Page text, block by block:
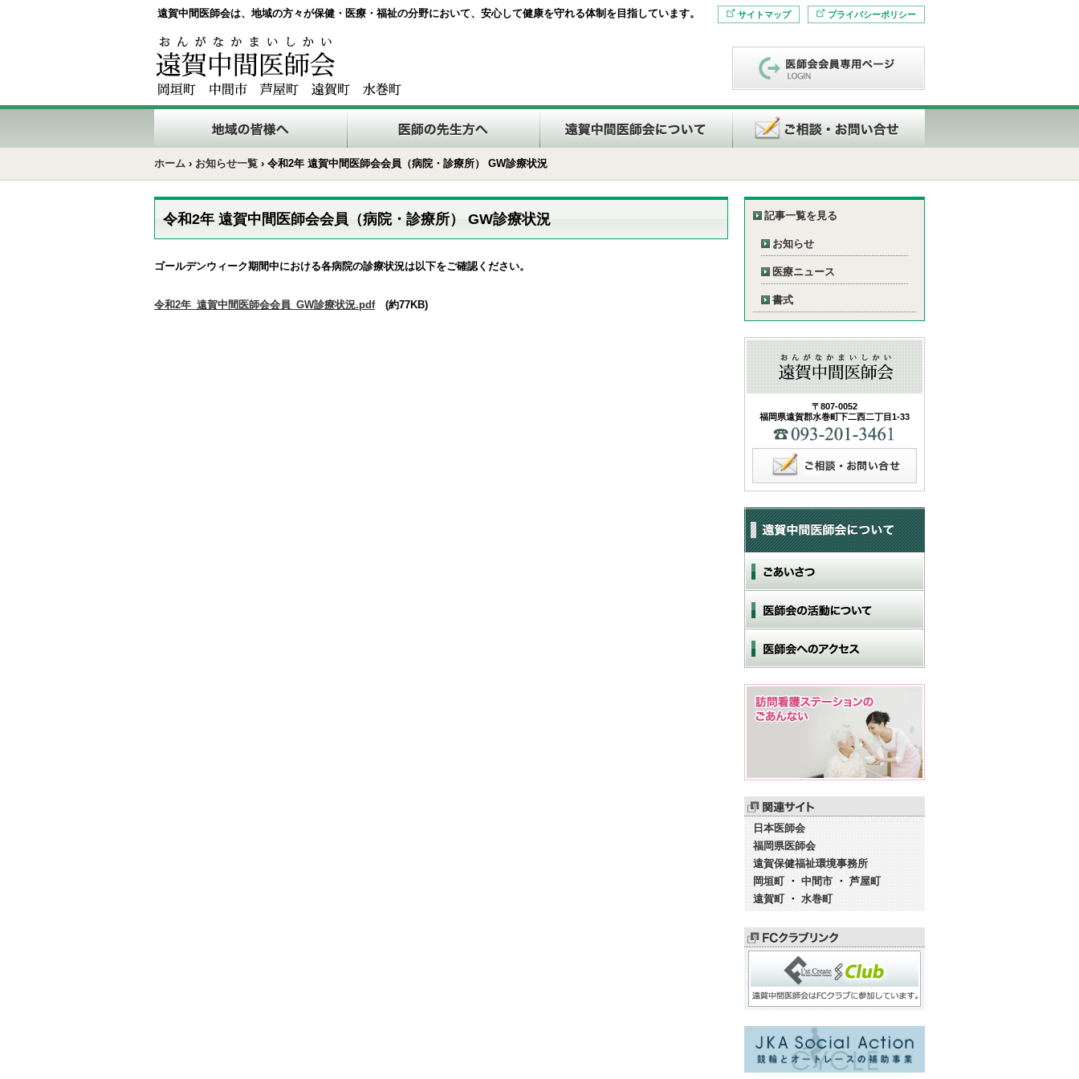
遠賀中間医師会は、地域の方々が保健・医療・福祉の分野において、安心して健康を守れる体制を目指しています。 サイトマップ プライバシーポリシー
ホーム › お知らせ一覧 › 令和2年 遠賀中間医師会会員（病院・診療所） GW診療状況
令和2年 遠賀中間医師会会員（病院・診療所） GW診療状況
ゴールデンウィーク期間中における各病院の診療状況は以下をご確認ください。
令和2年_遠賀中間医師会会員_GW診療状況.pdf(約77KB)
記事一覧を見る
お知らせ
医療ニュース
書式
〒807-0052
福岡県遠賀郡水巻町下二西二丁目1-33
日本医師会
福岡県医師会
遠賀保健福祉環境事務所
岡垣町 ・ 中間市 ・ 芦屋町
遠賀町 ・ 水巻町